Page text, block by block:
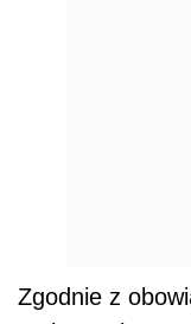
Zgodnie z